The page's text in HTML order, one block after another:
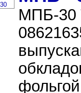
МПБ-30